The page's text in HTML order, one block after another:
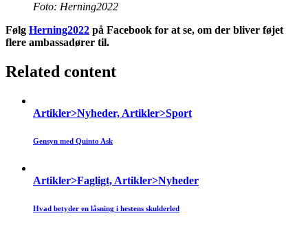
Foto: Herning2022
Følg Herning2022 på Facebook for at se, om der bliver føjet
flere ambassadører til.
Related content
Artikler>Nyheder, Artikler>Sport
Gensyn med Quinto Ask
Artikler>Fagligt, Artikler>Nyheder
Hvad betyder en låsning i hestens skulderled